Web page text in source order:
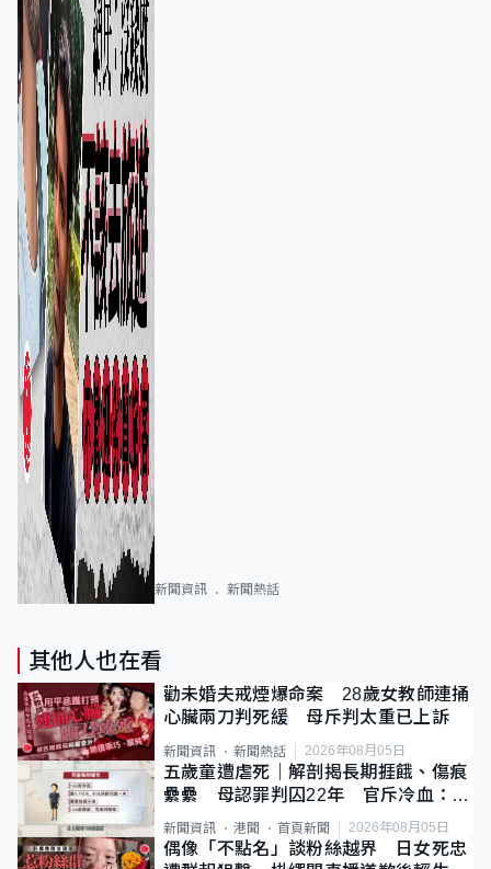
新聞資訊 新聞熱話
其他人也在看
勸未婚夫戒煙爆命案 28歲女教師連捅
心臟兩刀判死緩 母斥判太重已上訴
新聞資訊 新聞熱話 2026年08月05日
五歲童遭虐死｜解剖揭長期捱餓、傷痕
纍纍 母認罪判囚22年 官斥冷血：同
類案最惡劣
新聞資訊 港聞 首頁新聞 2026年08月05日
偶像「不點名」談粉絲越界 日女死忠